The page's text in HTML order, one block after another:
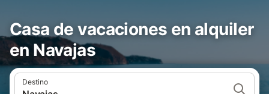
Casa de vacaciones en alquiler
en Navajas
Destino